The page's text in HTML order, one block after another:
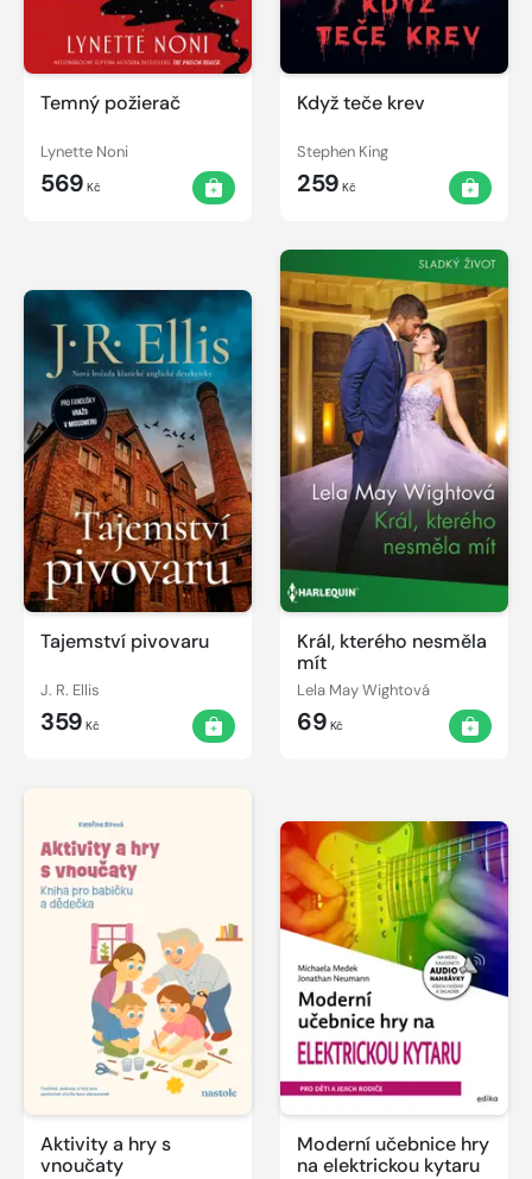
Temný požierač
Lynette Noni
569 Kč
Když teče krev
Stephen King
259 Kč
Tajemství pivovaru
J. R. Ellis
359 Kč
Král, kterého nesměla
mít
Lela May Wightová
69 Kč
Aktivity a hry s
vnoučaty
Moderní učebnice hry
na elektrickou kytaru